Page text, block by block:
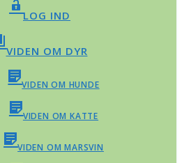
LOG IND
VIDEN OM DYR
VIDEN OM HUNDE
VIDEN OM KATTE
VIDEN OM MARSVIN